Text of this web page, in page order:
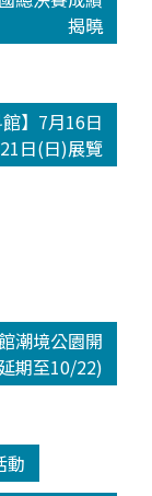
揭曉
】7月16日
日(日)展覽
潮境公園開
期至10/22)
動